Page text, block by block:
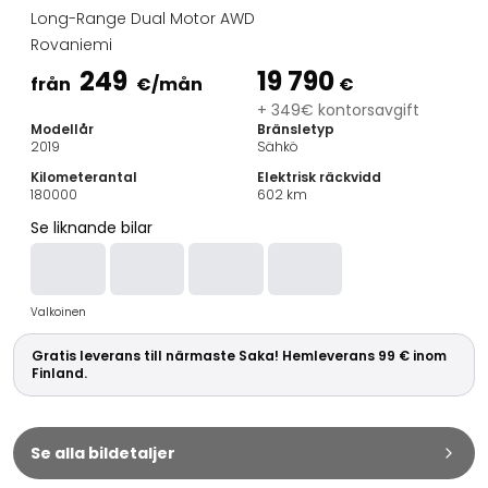
Kombibilar
Stadsbilar
Dragfordon
Kommersiella fordon
Auktionsbilar
Prisvärda bilar
Bilmärken
Audi
BMW
Kia
Mercedes-Benz
Polestar
Skoda
Tesla
Toyota
Long-Range Dual Motor AWD
Rovaniemi
från 249 €/mån 19 790 €
+ 349€ kontorsavgift
Modellår
2019
Bränsletyp
Sähkö
Kilometerantal
180000
Elektrisk räckvidd
602 km
Se liknande bilar
Valkoinen
Gratis leverans till närmaste Saka! Hemleverans 99 € inom
Finland.
Se alla bildetaljer